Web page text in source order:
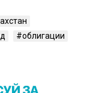
облигации